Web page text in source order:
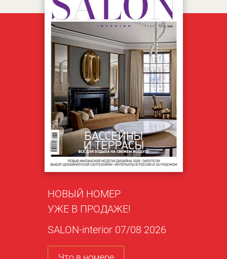
НОВЫЙ НОМЕР
УЖЕ В ПРОДАЖЕ!
SALON-interior 07/08 2026